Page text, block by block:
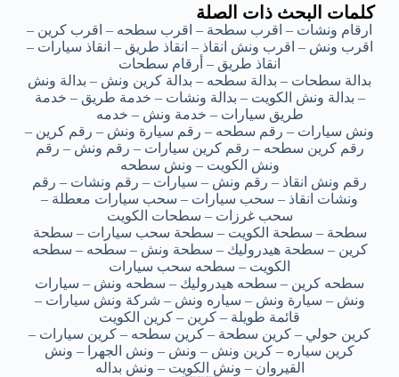
كلمات البحث ذات الصلة
ارقام ونشات – اقرب سطحة – اقرب سطحه – اقرب كرين –
اقرب ونش – اقرب ونش انقاذ – انقاذ طريق – انقاذ سيارات –
انقاذ طريق – أرقام سطحات
بدالة سطحات – بدالة سطحه – بدالة كرين ونش – بدالة ونش
– بدالة ونش الكويت – بدالة ونشات – خدمة طريق – خدمة
طريق سيارات – خدمة ونش – خدمه
ونش سيارات – رقم سطحه – رقم سيارة ونش – رقم كرين –
رقم كرين سطحه – رقم كرين سيارات – رقم ونش – رقم
ونش الكويت – ونش سطحه
رقم ونش انقاذ – رقم ونش – سيارات – رقم ونشات – رقم
ونشات انقاذ – سحب سيارات – سحب سيارات معطلة –
سحب غرزات – سطحات الكويت
سطحة – سطحة الكويت – سطحة سحب سيارات – سطحة
كرين – سطحة هيدروليك – سطحة ونش – سطحه – سطحه
الكويت – سطحه سحب سيارات
سطحه كرين – سطحه هيدروليك – سطحه ونش – سيارات
ونش – سيارة ونش – سياره ونش – شركة ونش سيارات –
قائمة طويلة – كرين – كرين الكويت
كرين حولي – كرين سطحة – كرين سطحه – كرين سيارات –
كرين سياره – كرين ونش – ونش – ونش الجهرا – ونش
القيروان – ونش الكويت – ونش بداله